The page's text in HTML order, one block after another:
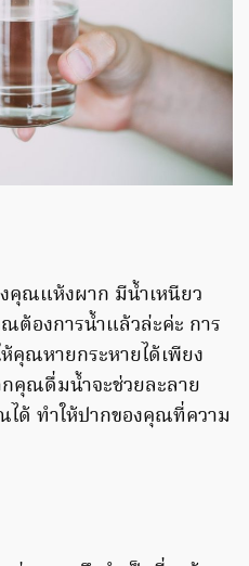
คุณแห้งผาก มีน้ำเหนียว
ต้องการน้ำแล้วล่ะค่ะ การ
คุณหายกระหายได้เพียง
คุณดื่มน้ำจะช่วยละลาย
ได้ ทำให้ปากของคุณที่ความ